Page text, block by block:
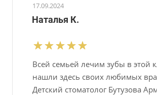
17.09.2024
Наталья К.
Всей семьей лечим зубы в этой
нашли здесь своих любимых
Детский стоматолог Бутузова